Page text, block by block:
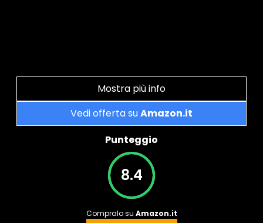
Mostra più info
Vedi offerta suAmazon.it
Punteggio
8.4
Compralo su Amazon.it